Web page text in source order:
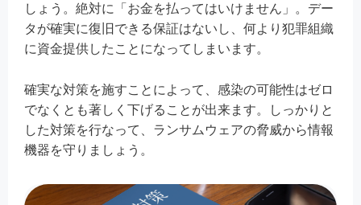
しょう。絶対に「お金を払ってはいけません」。デー
タが確実に復旧できる保証はないし、何より犯罪組織
に資金提供したことになってしまいます。
確実な対策を施すことによって、感染の可能性はゼロ
でなくとも著しく下げることが出来ます。しっかりと
した対策を行なって、ランサムウェアの脅威から情報
機器を守りましょう。